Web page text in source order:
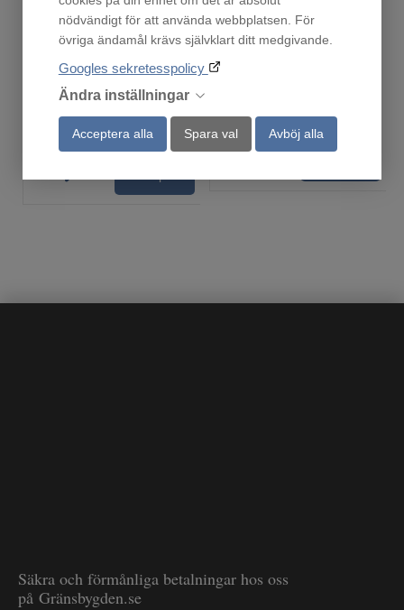
nödvändigt för att använda webbplatsen. För
övriga ändamål krävs självklart ditt medgivande.
Googles sekretesspolicy
Ändra inställningar
Acceptera alla Spara val Avböj alla
Coca-Cola Coolcube
Fåtal i lager!
4 999
RTW100
En i lager!
Säkra och förmånliga betalningar hos oss
på Gränsbygden.se